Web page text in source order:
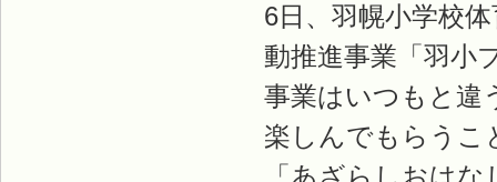
6日、羽幌小学校
動推進事業「羽小
事業はいつもと違
楽しんでもらうこ
「あざらしおは